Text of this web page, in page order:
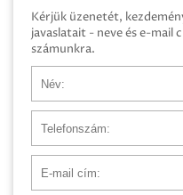
Kérjük üzenetét,
javaslatait - neve és e-mail
számunkra.